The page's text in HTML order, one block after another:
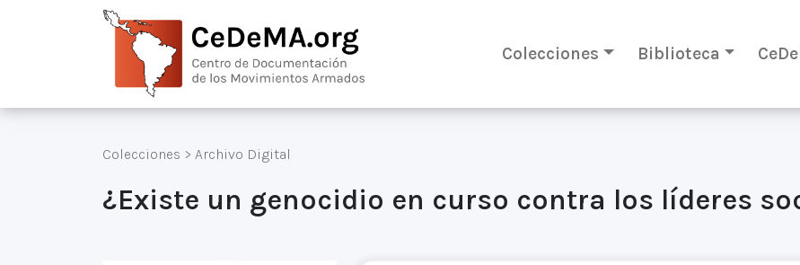
Colecciones Biblioteca
Colecciones > Archivo Digital
¿Existe un genocidio en curso contra los líderes